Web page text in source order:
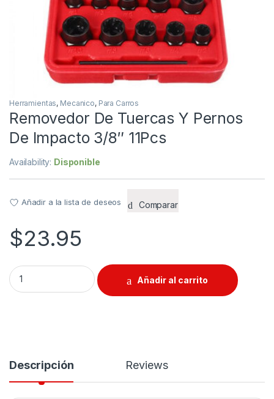
Herramientas, Mecanico, Para Carros
Removedor De Tuercas Y Pernos
De Impacto 3/8″ 11Pcs
Availability: Disponible
Añadir a la lista de deseos Comparar
$23.95
Removedor De Tuercas Y Pernos De Impacto 3/8" 11Pcs
Añadir al carrito
Descripción Reviews